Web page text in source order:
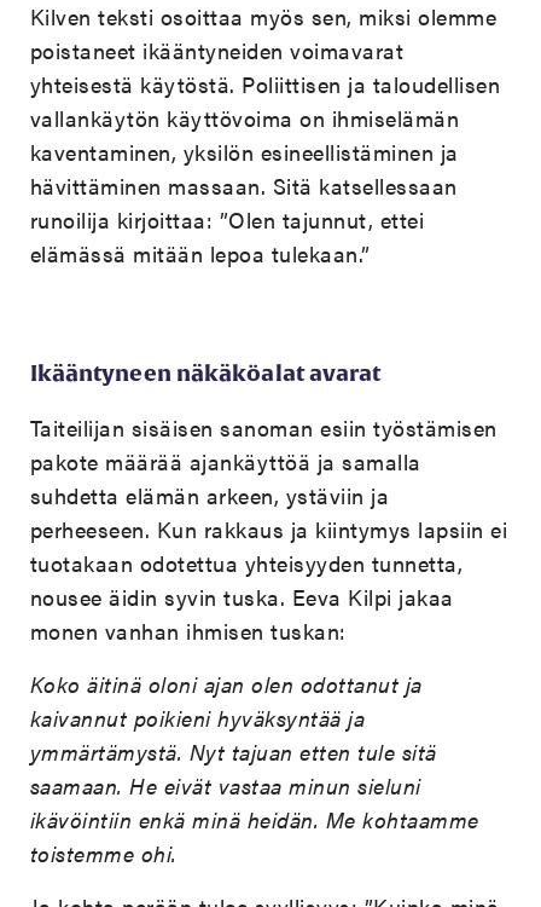
Kilven teksti osoittaa myös sen, miksi olemme
poistaneet ikääntyneiden voimavarat
yhteisestä käytöstä. Poliittisen ja taloudellisen
vallankäytön käyttövoima on ihmiselämän
kaventaminen, yksilön esineellistäminen ja
hävittäminen massaan. Sitä katsellessaan
runoilija kirjoittaa: ”Olen tajunnut, ettei
elämässä mitään lepoa tulekaan.”
Ikääntyneen näkäköalat avarat
Taiteilijan sisäisen sanoman esiin työstämisen
pakote määrää ajankäyttöä ja samalla
suhdetta elämän arkeen, ystäviin ja
perheeseen. Kun rakkaus ja kiintymys lapsiin ei
tuotakaan odotettua yhteisyyden tunnetta,
nousee äidin syvin tuska. Eeva Kilpi jakaa
monen vanhan ihmisen tuskan:
Koko äitinä oloni ajan olen odottanut ja
kaivannut poikieni hyväksyntää ja
ymmärtämystä. Nyt tajuan etten tule sitä
saamaan. He eivät vastaa minun sieluni
ikävöintiin enkä minä heidän. Me kohtaamme
toistemme ohi.